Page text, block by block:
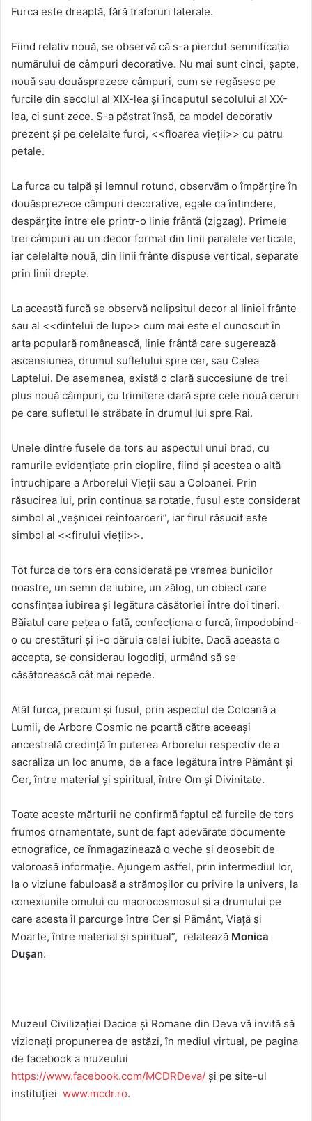
Furca este dreaptă, fără traforuri laterale.
Fiind relativ nouă, se observă că s-a pierdut semnificația
numărului de câmpuri decorative. Nu mai sunt cinci, șapte,
nouă sau douăsprezece câmpuri, cum se regăsesc pe
furcile din secolul al XIX-lea și începutul secolului al XX-
lea, ci sunt zece. S-a păstrat însă, ca model decorativ
prezent și pe celelalte furci, <<floarea vieții>> cu patru
petale.
La furca cu talpă și lemnul rotund, observăm o împărțire în
douăsprezece câmpuri decorative, egale ca întindere,
despărțite între ele printr-o linie frântă (zigzag). Primele
trei câmpuri au un decor format din linii paralele verticale,
iar celelalte nouă, din linii frânte dispuse vertical, separate
prin linii drepte.
La această furcă se observă nelipsitul decor al liniei frânte
sau al <<dintelui de lup>> cum mai este el cunoscut în
arta populară românească, linie frântă care sugerează
ascensiunea, drumul sufletului spre cer, sau Calea
Laptelui. De asemenea, există o clară succesiune de trei
plus nouă câmpuri, cu trimitere clară spre cele nouă ceruri
pe care sufletul le străbate în drumul lui spre Rai.
Unele dintre fusele de tors au aspectul unui brad, cu
ramurile evidențiate prin cioplire, fiind și acestea o altă
întruchipare a Arborelui Vieții sau a Coloanei. Prin
răsucirea lui, prin continua sa rotație, fusul este considerat
simbol al „veșnicei reîntoarceri”, iar firul răsucit este
simbol al <<firului vieții>>.
Tot furca de tors era considerată pe vremea bunicilor
noastre, un semn de iubire, un zălog, un obiect care
consfințea iubirea și legătura căsătoriei între doi tineri.
Băiatul care pețea o fată, confecționa o furcă, împodobind-
o cu crestături și i-o dăruia celei iubite. Dacă aceasta o
accepta, se considerau logodiți, urmând să se
căsătorească cât mai repede.
Atât furca, precum și fusul, prin aspectul de Coloană a
Lumii, de Arbore Cosmic ne poartă către aceeași
ancestrală credință în puterea Arborelui respectiv de a
sacraliza un loc anume, de a face legătura între Pământ și
Cer, între material și spiritual, între Om și Divinitate.
Toate aceste mărturii ne confirmă faptul că furcile de tors
frumos ornamentate, sunt de fapt adevărate documente
etnografice, ce înmagazinează o veche și deosebit de
valoroasă informație. Ajungem astfel, prin intermediul lor,
la o viziune fabuloasă a strămoșilor cu privire la univers, la
conexiunile omului cu macrocosmosul și a drumului pe
care acesta îl parcurge între Cer și Pământ, Viață și
Moarte, între material și spiritual”, relatează Monica
Dușan.
Muzeul Civilizației Dacice și Romane din Deva vă invită să
vizionați propunerea de astăzi, în mediul virtual, pe pagina
de facebook a muzeului
https://www.facebook.com/MCDRDeva/ și pe site-ul
instituției www.mcdr.ro.